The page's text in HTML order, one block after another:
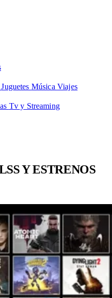
Juguetes Música Viajes
Tv y Streaming
Y ESTRENOS